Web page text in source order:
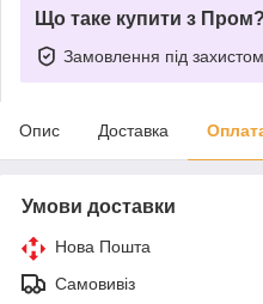
Що таке купити з Пром?
Замовлення під захистом
Опис Доставка
Умови доставки
Нова Пошта
Самовивіз